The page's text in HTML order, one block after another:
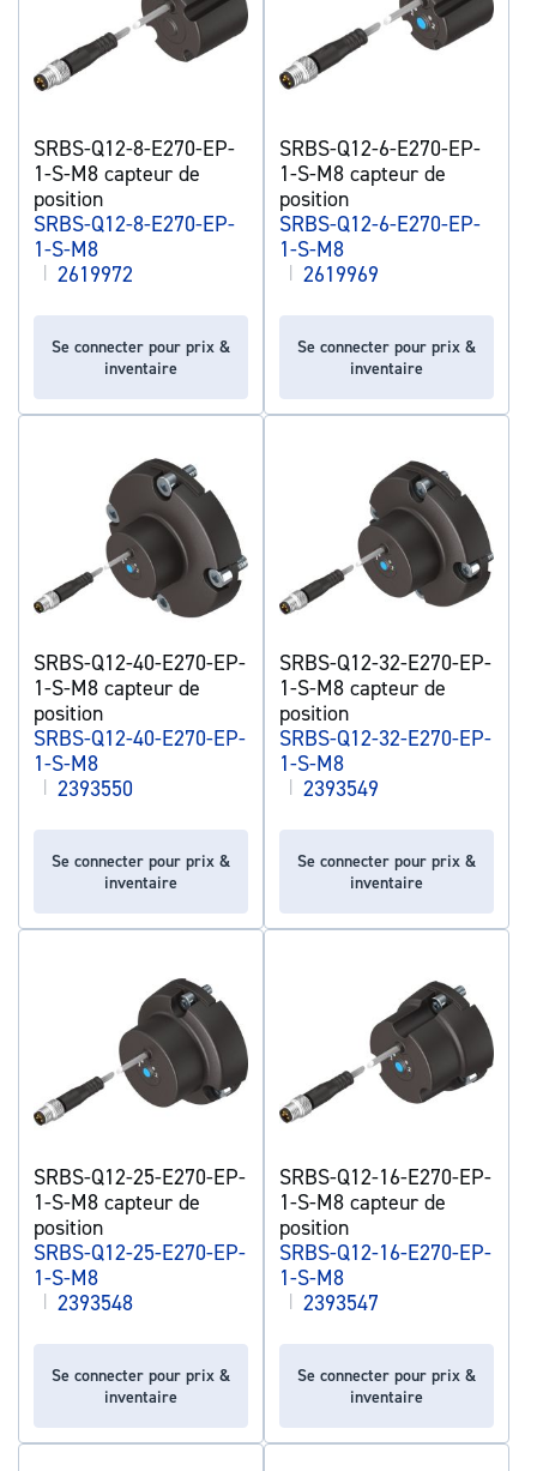
SRBS-Q12-8-E270-EP-
1-S-M8 capteur de
position
SRBS-Q12-8-E270-EP-
1-S-M8
| 2619972
Se connecter pour prix &
inventaire
SRBS-Q12-6-E270-EP-
1-S-M8 capteur de
position
SRBS-Q12-6-E270-EP-
1-S-M8
| 2619969
Se connecter pour prix &
inventaire
SRBS-Q12-40-E270-EP-
1-S-M8 capteur de
position
SRBS-Q12-40-E270-EP-
1-S-M8
| 2393550
Se connecter pour prix &
inventaire
SRBS-Q12-32-E270-EP-
1-S-M8 capteur de
position
SRBS-Q12-32-E270-EP-
1-S-M8
| 2393549
Se connecter pour prix &
inventaire
SRBS-Q12-25-E270-EP-
1-S-M8 capteur de
position
SRBS-Q12-25-E270-EP-
1-S-M8
| 2393548
Se connecter pour prix &
inventaire
SRBS-Q12-16-E270-EP-
1-S-M8 capteur de
position
SRBS-Q12-16-E270-EP-
1-S-M8
| 2393547
Se connecter pour prix &
inventaire